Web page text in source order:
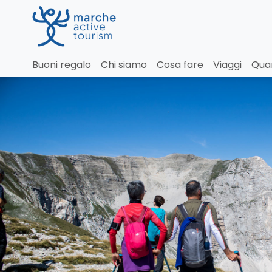
Buoni regalo Chi siamo Cosa fare Viaggi
Monte Vettore: la